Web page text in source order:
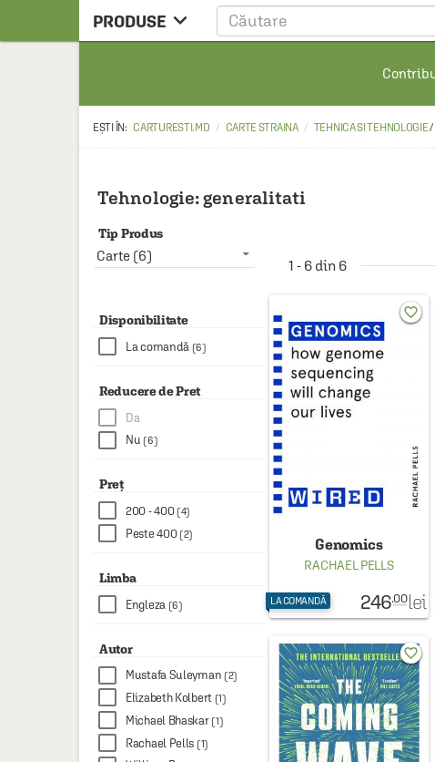
PRODUSE 
CARTE RUSA
MANGA
MUZICA
FILM
PAPETARIE
CEAI & ACCESORII
HAINE SI ACCESORII
BOARD GAMES
JOCURI SI JUCARII
PLAYGROUND
DISNEY
CURSURI LIMBI STRAINE
PROMOȚII ȘI SELECȚII
CARTURESTI.MD CARTE STRAINA TEHNICA SI TEHNOLOGIE/
Tehnologie: generalitati
Tip Produs
Carte (6)
Disponibilitate
La comandă (6)
Reducere de Pret
Da
Nu (6)
Preț
200 - 400 (4)
Peste 400 (2)
Limba
Engleza (6)
Autor
Mustafa Suleyman (2)
Elizabeth Kolbert (1)
Michael Bhaskar (1)
Rachael Pells (1)
1 - 6 din 6
Genomics
RACHAEL PELLS
LA COMANDĂ 246.00 lei
favorite_border
favorite_border